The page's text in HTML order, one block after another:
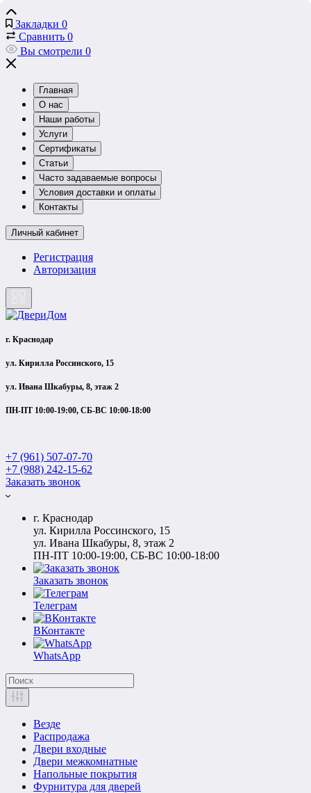
Закладки 0
Сравнить 0
Вы смотрели 0
Главная
О нас
Наши работы
Услуги
Сертификаты
Статьи
Часто задаваемые вопросы
Условия доставки и оплаты
Контакты
Личный кабинет
Регистрация
Авторизация
г. Краснодар
ул. Кирилла Россинского, 15
ул. Ивана Шкабуры, 8, этаж 2
ПН-ПТ 10:00-19:00, СБ-ВС 10:00-18:00
+7 (961) 507-07-70
+7 (988) 242-15-62
Заказать звонок
г. Краснодар
ул. Кирилла Россинского, 15
ул. Ивана Шкабуры, 8, этаж 2
ПН-ПТ 10:00-19:00, СБ-ВС 10:00-18:00
Заказать звонок
Телеграм
ВКонтакте
WhatsApp
Везде
Распродажа
Двери входные
Двери межкомнатные
Напольные покрытия
Фурнитура для дверей